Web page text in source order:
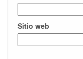
Sitio web